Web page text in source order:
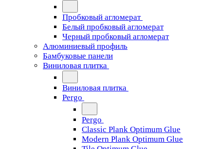
Пробковый агломерат
Белый пробковый агломерат
Черный пробковый агломерат
Алюминиевый профиль
Бамбуковые панели
Виниловая плитка
Виниловая плитка
Pergo
Pergo
Classic Plank Optimum Glue
Modern Plank Optimum Glue